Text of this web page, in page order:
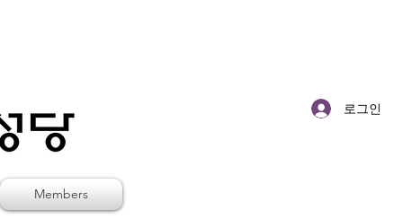
로그인
Members